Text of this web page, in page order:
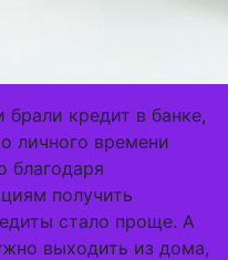
кредит в банке,
личного времени
благодаря
получить
стало проще. А
выходить из дома,